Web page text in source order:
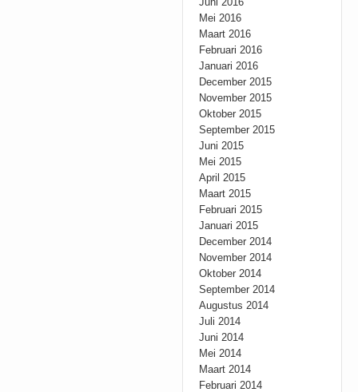
Mei 2016
Maart 2016
Februari 2016
Januari 2016
December 2015
November 2015
Oktober 2015
September 2015
Juni 2015
Mei 2015
April 2015
Maart 2015
Februari 2015
Januari 2015
December 2014
November 2014
Oktober 2014
September 2014
Augustus 2014
Juli 2014
Juni 2014
Mei 2014
Maart 2014
Februari 2014